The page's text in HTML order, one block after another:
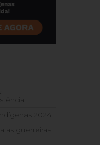
2024
as guerreiras